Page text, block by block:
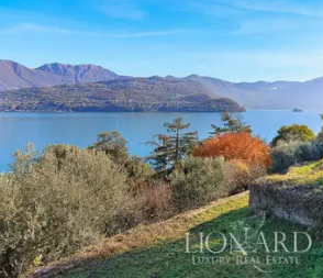
adquiriendo su aspecto actual.
La planta baja se caracteriza por
alcanzan los 3,6 metros: aquí hay
con una espléndida terraza exterior,
despensa y un baño. Entre las
de la planta, también dotadas de